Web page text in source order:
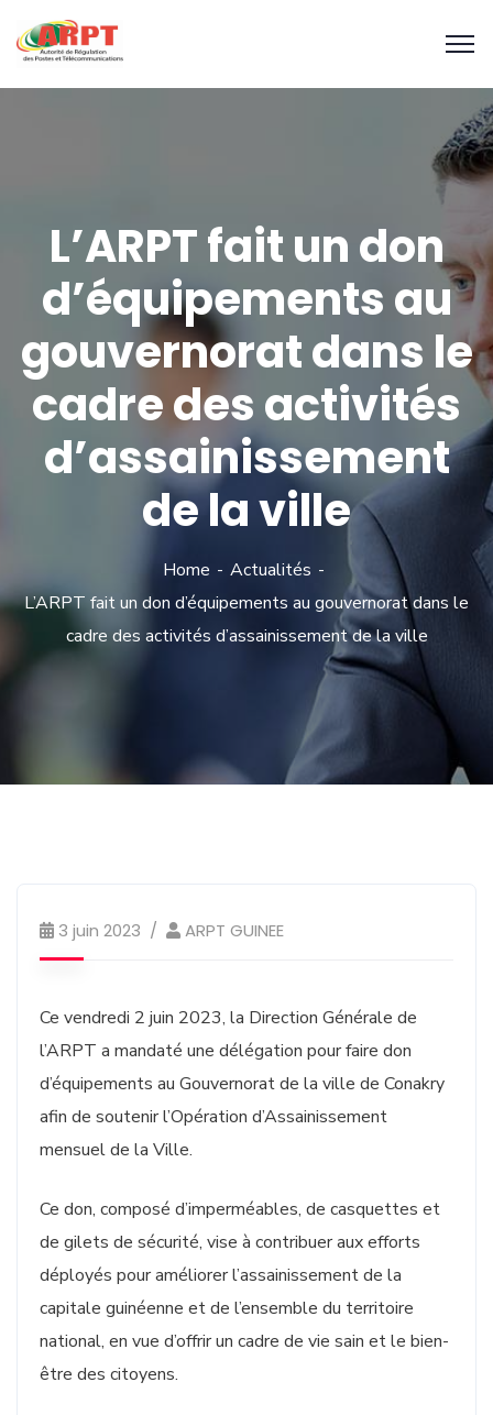
L’ARPT fait un don
d’équipements au
gouvernorat dans le
cadre des activités
d’assainissement
de la ville
Home
Actualités
L’ARPT fait un don d’équipements au gouvernorat dans le
cadre des activités d’assainissement de la ville
3 juin 2023 ARPT GUINEE
Ce vendredi 2 juin 2023, la Direction Générale de
l’ARPT a mandaté une délégation pour faire don
d’équipements au Gouvernorat de la ville de Conakry
afin de soutenir l’Opération d’Assainissement
mensuel de la Ville.
Ce don, composé d’imperméables, de casquettes et
de gilets de sécurité, vise à contribuer aux efforts
déployés pour améliorer l’assainissement de la
capitale guinéenne et de l’ensemble du territoire
national, en vue d’offrir un cadre de vie sain et le bien-
être des citoyens.